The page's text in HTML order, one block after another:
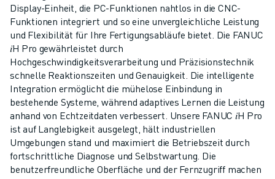
ROBOTIK-PRODUKTE FÜR DEN BILDUNGSBEREICH
ROBOTER-AUTOMATISIERUNG
KOMPAKTE CNC-BEARBEITUNGSZENTREN
ROBODRILL-FILTER
ROBODRILL KOMPAKTE CNC-BEARBEITUNGSZENTREN
ROBODRILL HARDWARE
ROBODRILL SOFTWARE
ROBODRILL VORBEUGENDE WARTUNG
ROBODRILL NACHHALTIGKEIT
ROBODRILL ROBOTER-PAKET
ROBODRILL BILDUNGSPAKET
Display-Einheit, die PC-Funktionen nahtlos in die CNC-
Funktionen integriert und so eine unvergleichliche Leistung
und Flexibilität für Ihre Fertigungsabläufe bietet. Die FANUC
𝑖H Pro gewährleistet durch
Hochgeschwindigkeitsverarbeitung und Präzisionstechnik
schnelle Reaktionszeiten und Genauigkeit. Die intelligente
Integration ermöglicht die mühelose Einbindung in
bestehende Systeme, während adaptives Lernen die Leistung
anhand von Echtzeitdaten verbessert. Unsere FANUC 𝑖H Pro
ist auf Langlebigkeit ausgelegt, hält industriellen
Umgebungen stand und maximiert die Betriebszeit durch
fortschrittliche Diagnose und Selbstwartung. Die
benutzerfreundliche Oberfläche und der Fernzugriff machen